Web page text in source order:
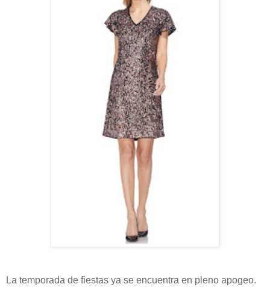
La temporada de fiestas ya se encuentra en pleno apogeo.